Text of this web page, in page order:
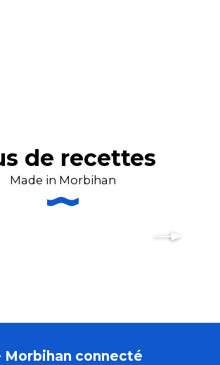
de recettes
Made in Morbihan
la pâte à crêpes
Morbihan connecté